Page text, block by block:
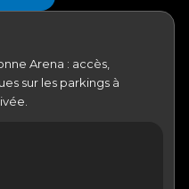
Arena : accès,
sur les parkings à